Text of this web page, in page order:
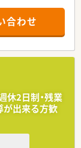
す
無理のない仕事
がなんと3年連続
おり、【産前、
多くの社員が利
合わせ
休2日制・残業
が出来る方歓